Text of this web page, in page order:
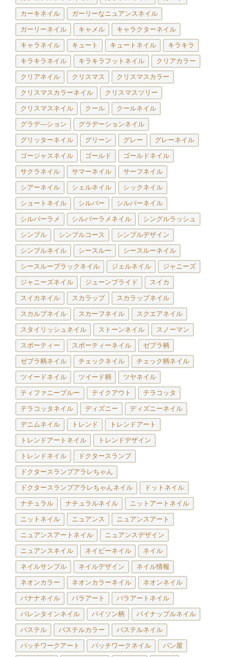
カーキネイル ガーリーなニュアンスネイル
ガーリーネイル キャメル キャラクターネイル
キャラネイル キュート キュートネイル キラキラ
キラキラネイル キラキラフットネイル クリアカラー
クリアネイル クリスマス クリスマスカラー
クリスマスカラーネイル クリスマスツリー
クリスマスネイル クール クールネイル
グラデ―ション グラデーションネイル
グリッターネイル グリーン グレー グレーネイル
ゴージャスネイル ゴールド ゴールドネイル
サクラネイル サマーネイル サーフネイル
シアーネイル シェルネイル シックネイル
ショートネイル シルバー シルバーネイル
シルバーラメ シルバーラメネイル シングルラッシュ
シンプル シンプルコース シンプルデザイン
シンプルネイル シースルー シースルーネイル
シースルーブラックネイル ジェルネイル ジャニーズ
ジャニーズネイル ジューンブライド スイカ
スイカネイル スカラップ スカラップネイル
スカルプネイル スカーフネイル スクエアネイル
スタイリッシュネイル ストーンネイル スノーマン
スポーティー スポーティーネイル ゼブラ柄
ゼブラ柄ネイル チェックネイル チェック柄ネイル
ツイードネイル ツイード柄 ツヤネイル
ティファニーブルー テイクアウト テラコッタ
テラコッタネイル ディズニー ディズニーネイル
デニムネイル トレンド トレンドアート
トレンドアートネイル トレンドデザイン
トレンドネイル ドクタースランプ
ドクタースランプアラレちゃん
ドクタースランプアラレちゃんネイル ドットネイル
ナチュラル ナチュラルネイル ニットアートネイル
ニットネイル ニュアンス ニュアンスアート
ニュアンスアートネイル ニュアンスデザイン
ニュアンスネイル ネイビーネイル ネイル
ネイルサンプル ネイルデザイン ネイル情報
ネオンカラー ネオンカラーネイル ネオンネイル
バナナネイル バラアート バラアートネイル
バレンタインネイル パイソン柄 パイナップルネイル
パステル パステルカラー パステルネイル
パッチワークアート パッチワークネイル パン屋